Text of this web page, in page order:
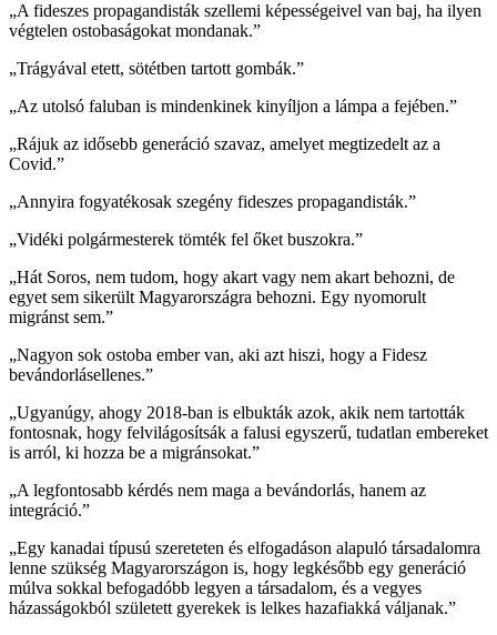
„A fideszes propagandisták szellemi képességeivel van baj, ha ilyen
végtelen ostobaságokat mondanak.”
„Trágyával etett, sötétben tartott gombák.”
„Az utolsó faluban is mindenkinek kinyíljon a lámpa a fejében.”
„Rájuk az idősebb generáció szavaz, amelyet megtizedelt az a
Covid.”
„Annyira fogyatékosak szegény fideszes propagandisták.”
„Vidéki polgármesterek tömték fel őket buszokra.”
„Hát Soros, nem tudom, hogy akart vagy nem akart behozni, de
egyet sem sikerült Magyarországra behozni. Egy nyomorult
migránst sem.”
„Nagyon sok ostoba ember van, aki azt hiszi, hogy a Fidesz
bevándorlásellenes.”
„Ugyanúgy, ahogy 2018-ban is elbukták azok, akik nem tartották
fontosnak, hogy felvilágosítsák a falusi egyszerű, tudatlan embereket
is arról, ki hozza be a migránsokat.”
„A legfontosabb kérdés nem maga a bevándorlás, hanem az
integráció.”
„Egy kanadai típusú szereteten és elfogadáson alapuló társadalomra
lenne szükség Magyarországon is, hogy legkésőbb egy generáció
múlva sokkal befogadóbb legyen a társadalom, és a vegyes
házasságokból született gyerekek is lelkes hazafiakká váljanak.”